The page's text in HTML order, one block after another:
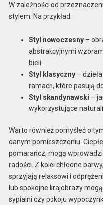
W zależności od
stylem. Na przykład:
Styl nowoczesny–
abstrakcyjnymi
bieli.
Styl klasyczny–
ramach, które pasują
Styl skandynawski –
wykorzystujące
Warto również pomyśleć o
danym pomieszczeniu.
pomarańcz, mogą
radości. Z kolei chłodne
sprzyjają relaksowi i
lub spokojne krajobrazy
sypialni czy pokoju